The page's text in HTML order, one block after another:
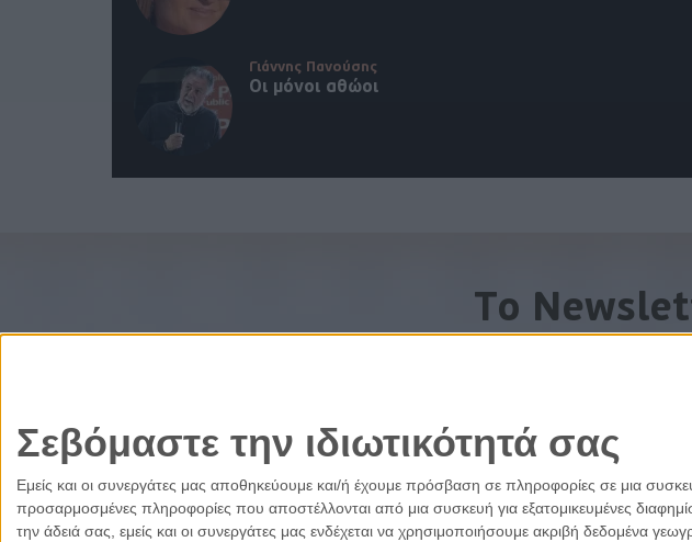
Σεβόμαστε την ιδιωτικότητά σας
Εμείς και οι συνεργάτες μας αποθηκεύουμε και/ή έχουμε πρόσβαση σε πληροφορίες σε μια
προσαρμοσμένες πληροφορίες που αποστέλλονται από μια συσκευή για εξατομικευμένες
την άδειά σας, εμείς και οι συνεργάτες μας ενδέχεται να χρησιμοποιήσουμε ακριβή δεδομένα
Γιάννης Πανούσης
Οι μόνοι αθώοι
To
Λάβετε την